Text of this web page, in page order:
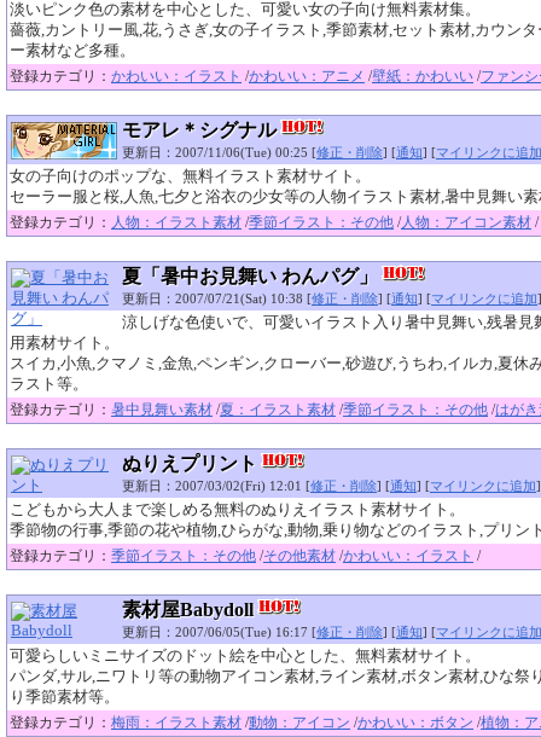
淡いピンク色の素材を中心とした、可愛い女の子向け無料素材集。
薔薇,カントリー風,花,うさぎ,女の子イラスト,季節素材,セット素材,カウン
ー素材など多種。
登録カテゴリ： かわいい：イラスト /かわいい：アニメ /壁紙：かわいい /ファン
モアレ＊シグナル
更新日：2007/11/06(Tue) 00:25 [修正・削除] [通知] [マイリンクに追加
女の子向けのポップな、無料イラスト素材サイト。
セーラー服と桜,人魚,七夕と浴衣の少女等の人物イラスト素材,暑中見舞い
登録カテゴリ： 人物：イラスト素材 /季節イラスト：その他 /人物：アイコン素材 /
夏「暑中お見舞い わんパグ」
更新日：2007/07/21(Sat) 10:38 [修正・削除] [通知] [マイリンクに追加]
涼しげな色使いで、可愛いイラスト入り暑中見舞い,残暑見
用素材サイト。
スイカ,小魚,クマノミ,金魚,ペンギン,クローバー,砂遊び,うちわ,イルカ,夏休
ラスト等。
登録カテゴリ： 暑中見舞い素材 /夏：イラスト素材 /季節イラスト：その他 /はが
ぬりえプリント
更新日：2007/03/02(Fri) 12:01 [修正・削除] [通知] [マイリンクに追加]
こどもから大人まで楽しめる無料のぬりえイラスト素材サイト。
季節物の行事,季節の花や植物,ひらがな,動物,乗り物などのイラスト,プリン
登録カテゴリ： 季節イラスト：その他 /その他素材 /かわいい：イラスト /
素材屋Babydoll
更新日：2007/06/05(Tue) 16:17 [修正・削除] [通知] [マイリンクに追加
可愛らしいミニサイズのドット絵を中心とした、無料素材サイト。
パンダ,サル,ニワトリ等の動物アイコン素材,ライン素材,ボタン素材,ひな祭
り季節素材等。
登録カテゴリ： 梅雨：イラスト素材 /動物：アイコン /かわいい：ボタン /植物：